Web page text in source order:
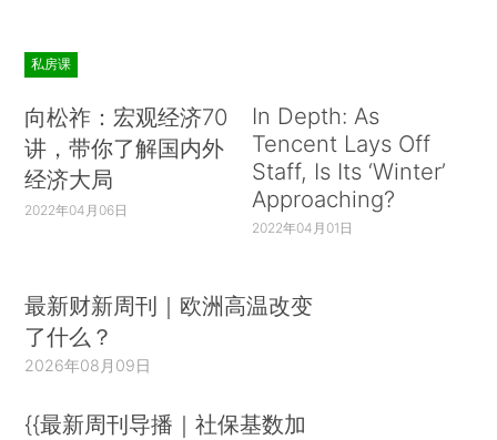
私房课
向松祚：宏观经济70
讲，带你了解国内外
经济大局
2022年04月06日
In Depth: As
Tencent Lays Off
Staff, Is Its ‘Winter’
Approaching?
2022年04月01日
最新财新周刊｜欧洲高温改变
了什么？
2026年08月09日
{{最新周刊导播｜社保基数加